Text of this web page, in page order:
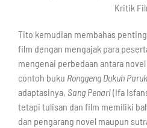
Kritik
Tito kemudian membahas
film dengan mengajak para
mengenai perbedaan antara
contoh buku Ronggeng Dukuh Paruk
adaptasinya, Sang Penari(Ifa
tetapi tulisan dan film memiliki
dan pengarang novel maupun